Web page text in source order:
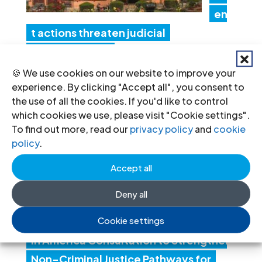
🍪 We use cookies on our website to improve your
experience. By clicking "Accept all", you consent to
the use of all the cookies. If you'd like to control
which cookies we use, please visit "Cookie settings".
To find out more, read ourprivacy policyand cookie
policy.
Accept all
Deny all
Cookie settings
en
t actions threaten judicial
24 Jul 2026
IC
J
en
in America Consultation to Strengthen
Non-Criminal Justice Pathways for